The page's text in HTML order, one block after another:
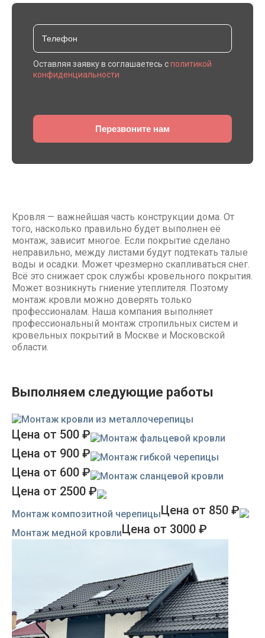
Оставляя заявку в соглашаетесь сполитикой
конфиденциальности
Перезвоните нам
Кровля — важнейшая часть конструкции дома. От
того, насколько правильно будет выполнен её
монтаж, зависит многое. Если покрытие сделано
неправильно, между листами будут подтекать талые
воды и осадки. Может чрезмерно скапливаться снег.
Всё это снижает срок службы кровельного покрытия.
Может возникнуть гниение утеплителя. Поэтому
монтаж кровли можно доверять только
профессионалам. Наша компания выполняет
профессиональный монтаж стропильных систем и
кровельных покрытий в Москве и Московской
области.
Выполняем следующие работы
Монтаж кровли из металлочерепицы
Цена от 500 ₽ Монтаж фальцевой кровли
Цена от 900 ₽ Монтаж гибкой черепицы
Цена от 600 ₽ Монтаж сланцевой кровли
Цена от 2500 ₽
Монтаж композитной черепицыЦена от 850 ₽
Монтаж медной кровлиЦена от 3000 ₽